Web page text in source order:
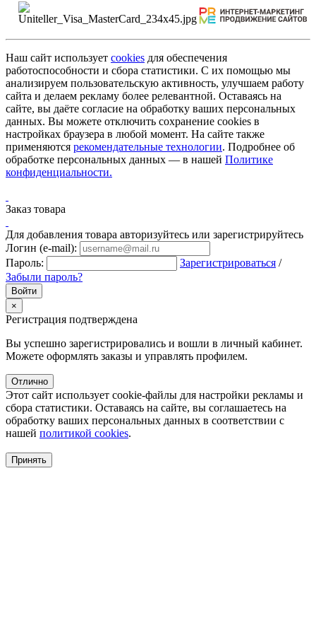
Наш сайт использует cookies для обеспечения
работоспособности и сбора статистики. С их помощью мы
анализируем пользовательскую активность, улучшаем работу
сайта и делаем рекламу более релевантной. Оставаясь на
сайте, вы даёте согласие на обработку ваших персональных
данных. Вы можете отключить сохранение cookies в
настройках браузера в любой момент. На сайте также
применяются рекомендательные технологии. Подробнее об
обработке персональных данных — в нашей Политике
конфиденциальности.
Заказ товара
Для добавления товара авторизуйтесь или зарегистрируйтесь
Логин (e-mail):
Пароль:
Зарегистрироваться /
Забыли пароль?
×
Регистрация подтверждена
Вы успешно зарегистрировались и вошли в личный кабинет.
Можете оформлять заказы и управлять профилем.
Отлично
Этот сайт использует cookie-файлы для настройки рекламы и
сбора статистики. Оставаясь на сайте, вы соглашаетесь на
обработку ваших персональных данных в соответствии с
нашей политикой cookies.
Принять